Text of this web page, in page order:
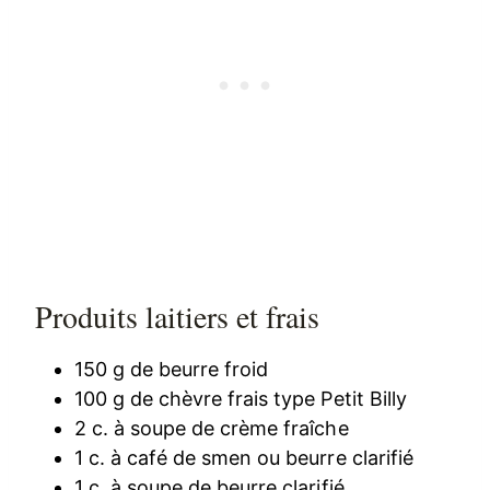
Produits laitiers et frais
150 g de beurre froid
100 g de chèvre frais type Petit Billy
2 c. à soupe de crème fraîche
1 c. à café de smen ou beurre clarifié